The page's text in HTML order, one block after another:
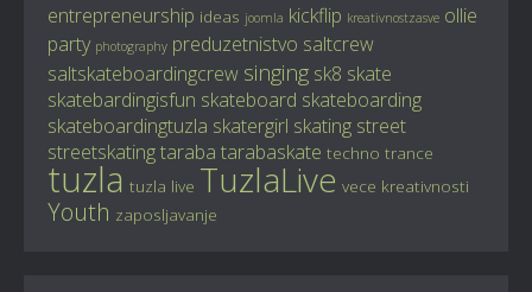
entrepreneurship ideas joomla kickflip kreativnostzasve ollie
party photography preduzetnistvo saltcrew
saltskateboardingcrew singing sk8 skate
skatebardingisfun skateboard skateboarding
skateboardingtuzla skatergirl skating street
streetskatingtaraba tarabaskate techno trance
tuzla tuzla live TuzlaLive vece kreativnosti
Youth zaposljavanje